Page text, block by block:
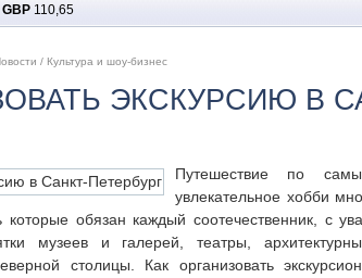
GBP 110,65
/ Культура и шоу-бизнес
ЭКСКУРСИЮ В
Путешествие по
увлекательное хобби
которые обязан каждый соотечественник, с
музеев и галерей, театры,
столицы. Как организовать